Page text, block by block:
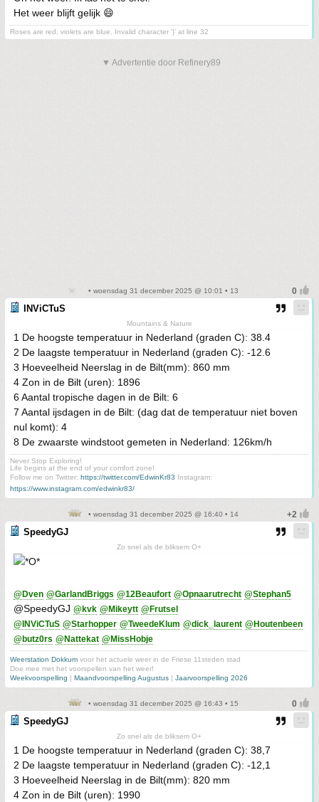
Het weer blijft gelijk 😄
Roses are red, violets are blue. Invalid character '}' at line 32
▼ Advertentie door Refinery89
• woensdag 31 december 2025 @ 10:01 • 13
INViCTuS
Mountains & Nature
1 De hoogste temperatuur in Nederland (graden C): 38.4
2 De laagste temperatuur in Nederland (graden C): -12.6
3 Hoeveelheid Neerslag in de Bilt(mm): 860 mm
4 Zon in de Bilt (uren): 1896
6 Aantal tropische dagen in de Bilt: 6
7 Aantal ijsdagen in de Bilt: (dag dat de temperatuur niet boven
nul komt): 4
8 De zwaarste windstoot gemeten in Nederland: 126km/h
Never Stop Exploring!
Life begins at the end of your comfort zone!
Follow me on Twitter: https://twitter.com/EdwinKr83 Instagram:
https://www.instagram.com/edwinkr83/
• woensdag 31 december 2025 @ 16:40 • 14
SpeedyGJ
Zo snel als de bliksem O+
@Dven @GarlandBriggs @12Beaufort @Opnaarutrecht @Stephan5
@SpeedyGJ @kvk @Mikeytt @Frutsel
@INViCTuS @Starhopper @TweedeKlum @dick_laurent @Houtenbeen
@butz0rs @Nattekat @MissHobje
Weerstation Dokkum voor het actuele weer in de Friese 11steden stad
Doe mee met het voorspellen van het weer!
Weekvoorspelling | Maandvoorspelling Augustus | Jaarvoorspelling 2026
• woensdag 31 december 2025 @ 16:43 • 15
SpeedyGJ
Zo snel als de bliksem O+
1 De hoogste temperatuur in Nederland (graden C): 38,7
2 De laagste temperatuur in Nederland (graden C): -12,1
3 Hoeveelheid Neerslag in de Bilt(mm): 820 mm
4 Zon in de Bilt (uren): 1990